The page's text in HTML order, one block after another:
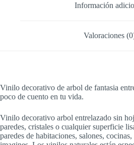
Información
Valoraciones
Vinilo decorativo de arbol de fantasia
poco de cuento en tu vida.
Vinilo decorativo arbol entrelazado sin
paredes, cristales o cualquier superficie
paredes de habitaciones, salones,